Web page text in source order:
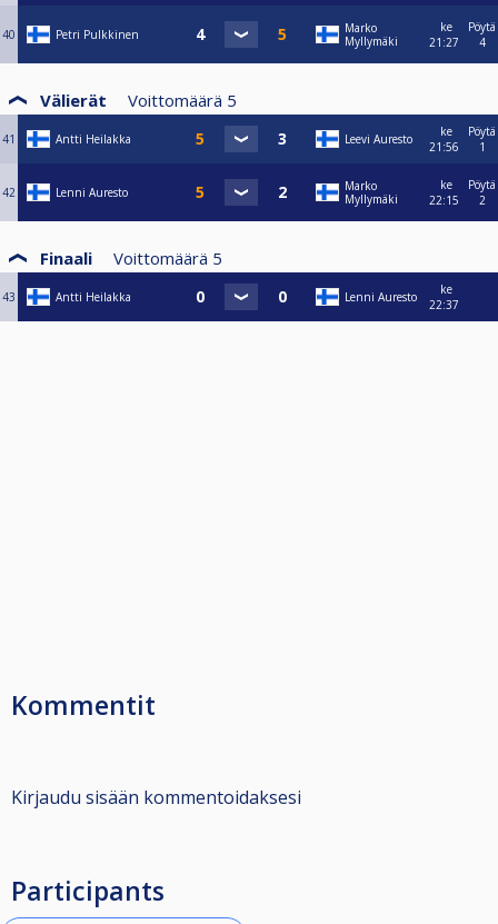
40 Petri Pulkkinen
Marko
Myllymäki
ke
21:27
Pöytä
4
Välierät Voittomäärä 5
41 Antti Heilakka Leevi Auresto
ke
21:56
Pöytä
1
42 Lenni Auresto
Marko
Myllymäki
ke
22:15
Pöytä
2
Finaali Voittomäärä 5
43 Antti Heilakka Lenni Auresto
ke
22:37
Kommentit
Kirjaudu sisään kommentoidaksesi
Participants